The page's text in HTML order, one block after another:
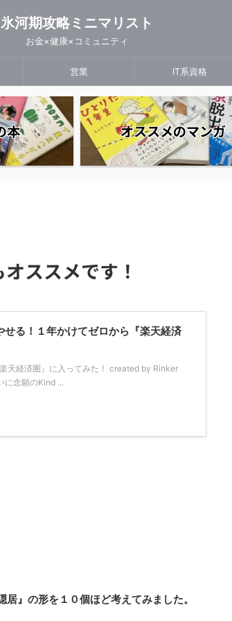
氷河期攻略ミニマリスト
お金×健康×コミュニティ
営業 IT系資格
本 オススメのマンガ
ススメです！
る！１年かけてゼロから『楽天経済
天経済圏』に入ってみた！ created by Rinker
に念願のKind ...
』の形を１０個ほど考えてみました。